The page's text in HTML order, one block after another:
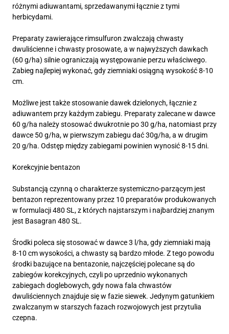
różnymi adiuwantami, sprzedawanymi łącznie z tymi
herbicydami.
Preparaty zawierające rimsulfuron zwalczają chwasty
dwuliścienne i chwasty prosowate, a w najwyższych dawkach
(60 g/ha) silnie ograniczają występowanie perzu właściwego.
Zabieg najlepiej wykonać, gdy ziemniaki osiągną wysokość 8-10
cm.
Możliwe jest także stosowanie dawek dzielonych, łącznie z
adiuwantem przy każdym zabiegu. Preparaty zalecane w dawce
60 g/ha należy stosować dwukrotnie po 30 g/ha, natomiast przy
dawce 50 g/ha, w pierwszym zabiegu dać 30g/ha, a w drugim
20 g/ha. Odstęp między zabiegami powinien wynosić 8-15 dni.
Korekcyjnie bentazon
Substancją czynną o charakterze systemiczno-parzącym jest
bentazon reprezentowany przez 10 preparatów produkowanych
w formulacji 480 SL, z których najstarszym i najbardziej znanym
jest Basagran 480 SL.
Środki poleca się stosować w dawce 3 l/ha, gdy ziemniaki mają
8-10 cm wysokości, a chwasty są bardzo młode. Z tego powodu
środki bazujące na bentazonie, najczęściej polecane są do
zabiegów korekcyjnych, czyli po uprzednio wykonanych
zabiegach doglebowych, gdy nowa fala chwastów
dwuliściennych znajduje się w fazie siewek. Jedynym gatunkiem
zwalczanym w starszych fazach rozwojowych jest przytulia
czepna.